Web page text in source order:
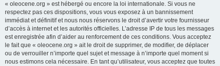
« oleocene.org » est hébergé ou encore la loi internationale. Si vous ne
respectez pas ces dispositions, vous vous exposez à un bannissement
immédiat et définitif et nous nous réservons le droit d’avertir votre fournisseur
d’accès à internet et les autorités officielles. L’adresse IP de tous les messages
est enregistrée afin d’aider au renforcement de ces conditions. Vous acceptez
le fait que « oleocene.org » ait le droit de supprimer, de modifier, de déplacer
ou de verrouiller n’importe quel sujet et message à n’importe quel moment si
nous estimons cela nécessaire. En tant qu’utilisateur, vous acceptez que toutes